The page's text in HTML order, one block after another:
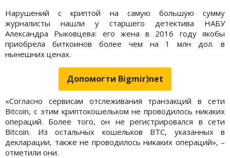
Нарушений с криптой на самую большую сумму
журналисты нашли у старшего детектива НАБУ
Александра Рыковцева: его жена в 2016 году якобы
приобрела биткоинов более чем на 1 млн дол. в
нынешних ценах.
Допомогти Bigmir)net
«Согласно сервисам отслеживания транзакций в сети
Bitcoin, с этим криптокошельком не проводилось никаких
операций. Более того, он не регистрировался в сети
Bitcoin. Из остальных кошельков BTC, указанных в
декларации, также не проводилось никаких операций», –
отметили они.